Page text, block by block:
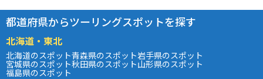
都道府県からツーリングスポットを探す
北海道・東北
北海道のスポット青森県のスポット岩手県のスポット
宮城県のスポット秋田県のスポット山形県のスポット
福島県のスポット